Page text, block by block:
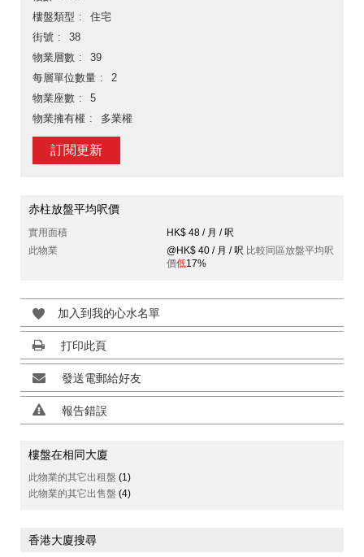
樓盤類型
住宅
街號
38
物業層數
39
每層單位數量
2
物業座數
5
物業擁有權
多業權
訂閱更新
赤柱放盤平均呎價
實用面積
HK$ 48 / 月 / 呎
此物業
@HK$ 40 / 月 / 呎 比較同區放盤平均呎
價低17%
加入到我的心水名單
打印此頁
發送電郵給好友
報告錯誤
樓盤在相同大廈
此物業的其它出租盤 (1)
此物業的其它出售盤 (4)
香港大廈搜尋